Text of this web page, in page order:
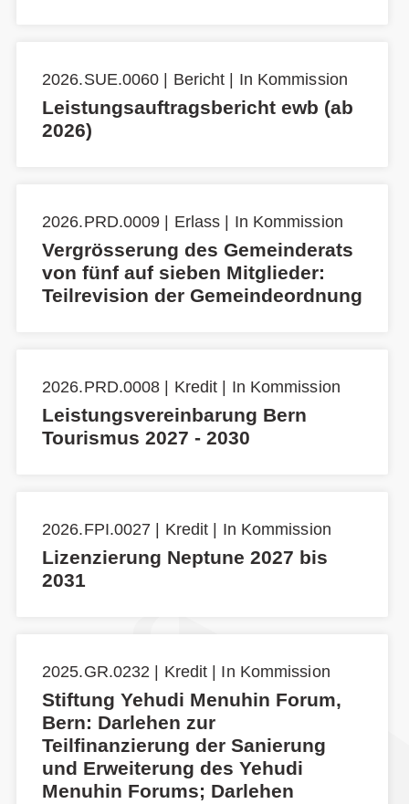
2026.SUE.0060 | Bericht | In Kommission
Leistungsauftragsbericht ewb (ab
2026)
2026.PRD.0009 | Erlass | In Kommission
Vergrösserung des Gemeinderats
von fünf auf sieben Mitglieder:
Teilrevision der Gemeindeordnung
2026.PRD.0008 | Kredit | In Kommission
Leistungsvereinbarung Bern
Tourismus 2027 - 2030
2026.FPI.0027 | Kredit | In Kommission
Lizenzierung Neptune 2027 bis
2031
2025.GR.0232 | Kredit | In Kommission
Stiftung Yehudi Menuhin Forum,
Bern: Darlehen zur
Teilfinanzierung der Sanierung
und Erweiterung des Yehudi
Menuhin Forums; Darlehen